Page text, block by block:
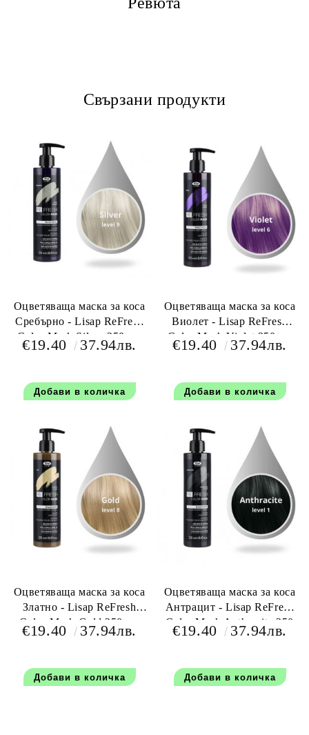
Свързани продукти
Оцветяваща маска за коса
Сребърно - Lisap ReFresh
Color Mask Silver 250 мл
€19.40 37.94лв.
Оцветяваща маска за коса
Виолет - Lisap ReFresh
Color Mask Violet 250 мл
€19.40 37.94лв.
Оцветяваща маска за коса
Златно - Lisap ReFresh
Color Mask Gold 250 мл
€19.40 37.94лв.
Оцветяваща маска за коса
Антрацит - Lisap ReFresh
Color Mask Anthracite 250
мл
€19.40 37.94лв.